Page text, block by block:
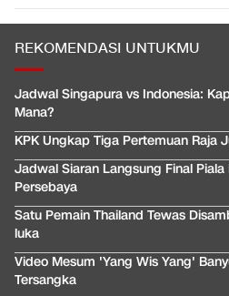
REKOMENDASI UNTUKMU
Jadwal Singapura vs Indonesia:
Mana?
KPK Ungkap Tiga Pertemuan Raja
Jadwal Siaran Langsung Final
Persebaya
Satu Pemain Thailand Tewas
luka
Video Mesum 'Yang Wis Yang'
Tersangka